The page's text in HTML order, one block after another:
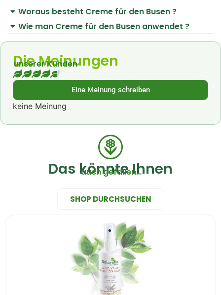
Woraus besteht Creme für den Busen ?
Wie man Creme für den Busen anwendet ?
Die Meinungen
unserer Kunden
Eine Meinung schreiben
keine Meinung
Das könnte Ihnen
auch gefallen…
SHOP DURCHSUCHEN